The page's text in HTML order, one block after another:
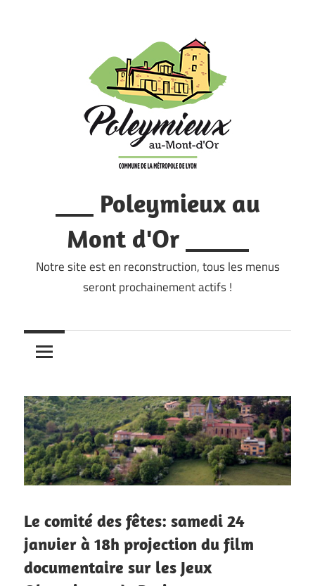
___ Poleymieux au
Mont d'Or _____
Notre site est en reconstruction, tous les menus
seront prochainement actifs !
Le comité des fêtes: samedi 24
janvier à 18h projection du film
documentaire sur les Jeux